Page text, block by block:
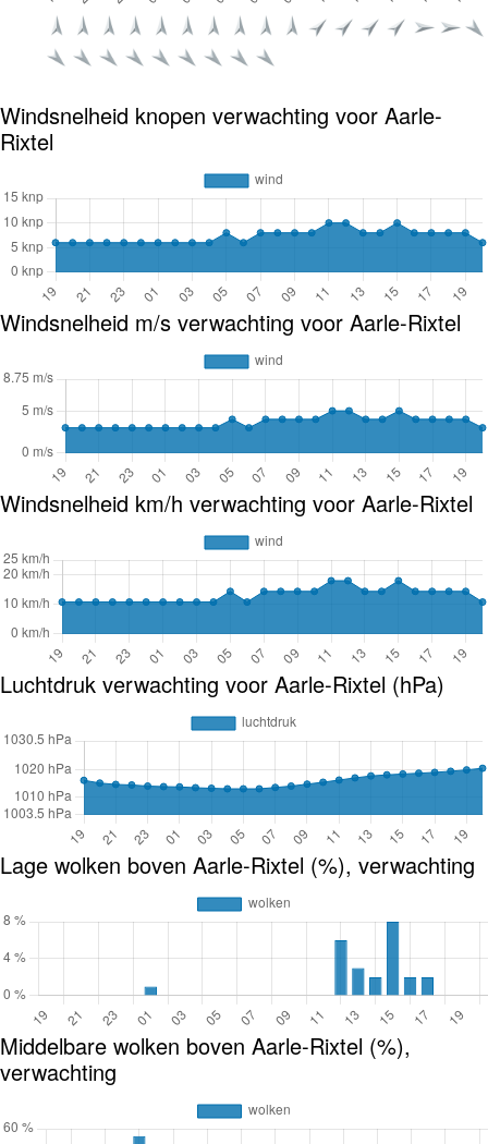
Windsnelheid knopen verwachting voor Aarle-
Rixtel
Windsnelheid m/s verwachting voor Aarle-Rixtel
Windsnelheid km/h verwachting voor Aarle-Rixtel
Luchtdruk verwachting voor Aarle-Rixtel (hPa)
Lage wolken boven Aarle-Rixtel (%), verwachting
Middelbare wolken boven Aarle-Rixtel (%),
verwachting